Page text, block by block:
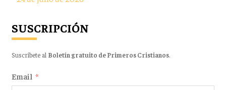
SUSCRIPCIÓN
Suscríbete al Boletín gratuito de Primeros Cristianos.
Email